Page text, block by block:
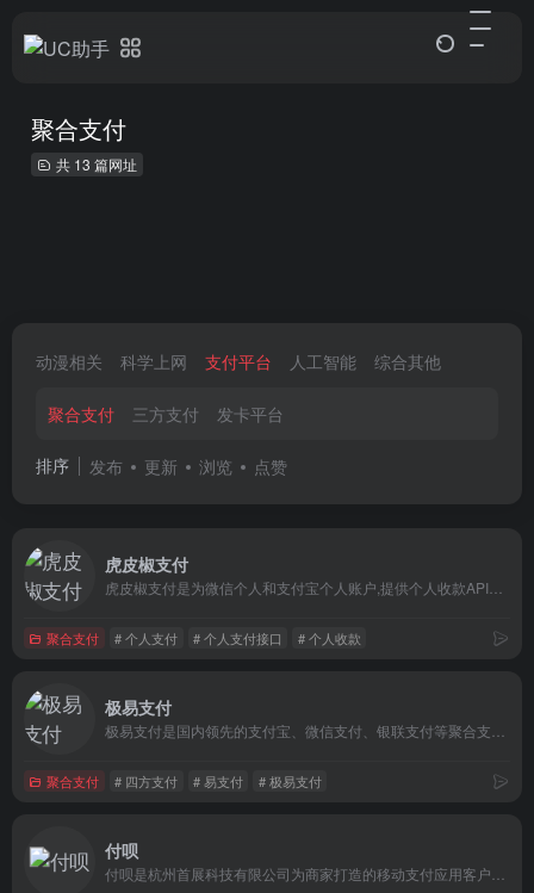
聚合支付
共 13 篇网址
动漫相关 科学上网 支付平台 人工智能 综合其他
聚合支付 三方支付 发卡平台
排序 发布 更新 浏览 点赞
虎皮椒支付
聚合支付 # 个人支付 # 个人支付接口 # 个人收款
极易支付
聚合支付 # 四方支付 # 易支付 # 极易支付
付呗